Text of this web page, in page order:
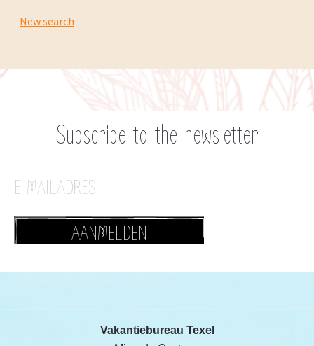
New search
Subscribe to the newsletter
AANMELDEN
Vakantiebureau Texel